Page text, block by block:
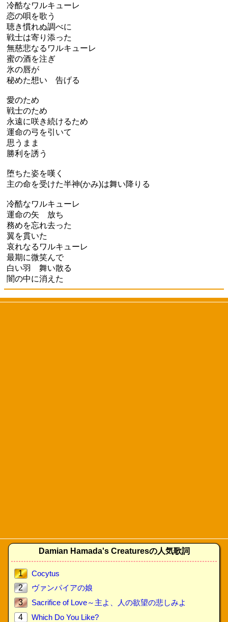
冷酷なワルキューレ
恋の唄を歌う
聴き慣れぬ調べに
戦士は寄り添った
無慈悲なるワルキューレ
蜜の酒を注ぎ
氷の唇が
秘めた想い 告げる
愛のため
戦士のため
永遠に咲き続けるため
運命の弓を引いて
思うまま
勝利を誘う
堕ちた姿を嘆く
主の命を受けた半神(かみ)は舞い降りる
冷酷なワルキューレ
運命の矢 放ち
務めを忘れ去った
翼を貫いた
哀れなるワルキューレ
最期に微笑んで
白い羽 舞い散る
闇の中に消えた
Damian Hamada's Creaturesの人気歌詞
1
Cocytus
2
ヴァンパイアの娘
3
Sacrifice of Love～主よ、人の欲望の悲しみよ
4
Which Do You Like?